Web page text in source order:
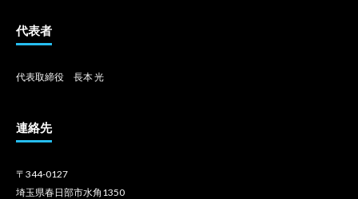
代表者
代表取締役 長本 光
連絡先
〒344-0127
埼玉県春日部市水角1350